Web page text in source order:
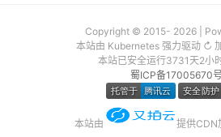
归档
留言
友链
关于
Copyright © 2015- 2026 |
本站由 Kubernetes 强力驱动 ↻
本站已安全运行3731天2小
蜀ICP备17005670
本站由 提供CDN